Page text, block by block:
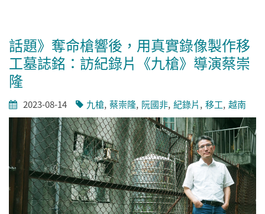
話題》奪命槍響後，用真實錄像製作移
工墓誌銘：訪紀錄片《九槍》導演蔡崇
隆
2023-08-14 九槍 蔡崇隆 阮國非 紀錄片 移工 越南